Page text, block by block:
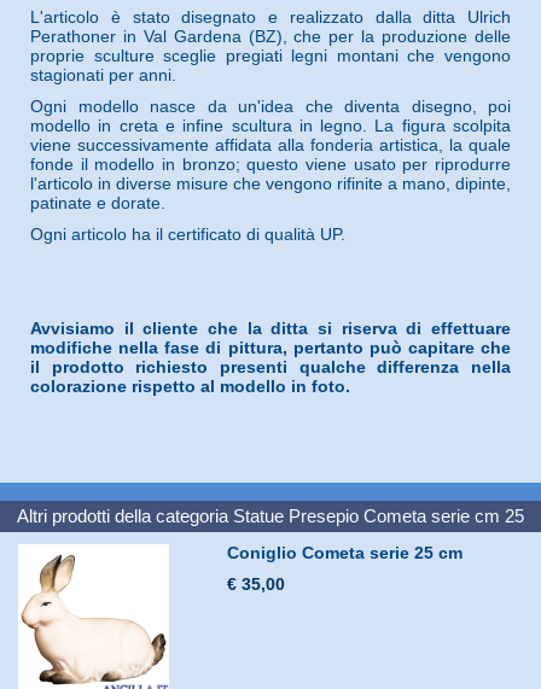
L'articolo è stato disegnato e realizzato dalla ditta Ulrich
Perathoner in Val Gardena (BZ), che per la produzione delle
proprie sculture sceglie pregiati legni montani che vengono
stagionati per anni.
Ogni modello nasce da un'idea che diventa disegno, poi
modello in creta e infine scultura in legno. La figura scolpita
viene successivamente affidata alla fonderia artistica, la quale
fonde il modello in bronzo; questo viene usato per riprodurre
l'articolo in diverse misure che vengono rifinite a mano, dipinte,
patinate e dorate.
Ogni articolo ha il certificato di qualità UP.
Avvisiamo il cliente che la ditta si riserva di effettuare
modifiche nella fase di pittura, pertanto può capitare che
il prodotto richiesto presenti qualche differenza nella
colorazione rispetto al modello in foto.
Altri prodotti della categoria Statue Presepio Cometa serie cm 25
Coniglio Cometa serie 25 cm
€ 35,00